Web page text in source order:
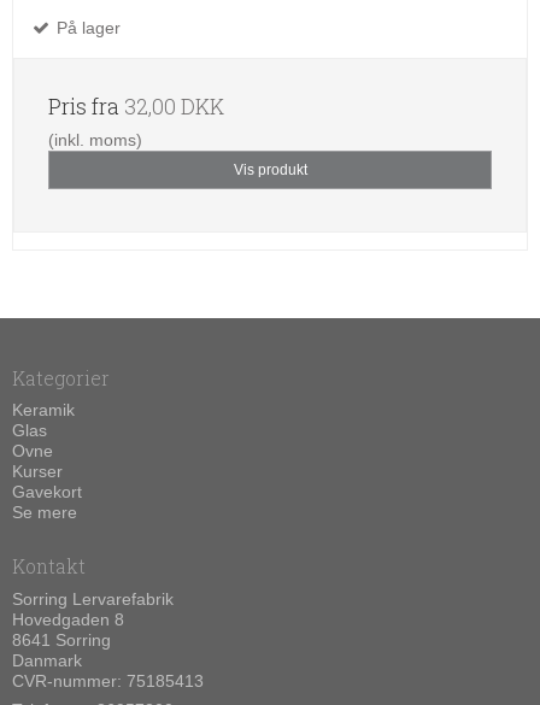
På lager
Pris fra 32,00 DKK
(inkl. moms)
Vis produkt
Kategorier
Keramik
Glas
Ovne
Kurser
Gavekort
Se mere
Kontakt
Sorring Lervarefabrik
Hovedgaden 8
8641 Sorring
Danmark
CVR-nummer: 75185413